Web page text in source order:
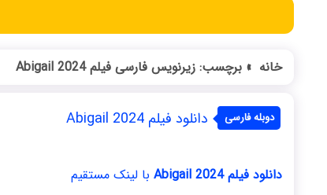
خانه » برچسب: زیرنویس فارسی فیلم Abigail 2024
دوبله فارسی دانلود فیلم Abigail 2024
دانلود فیلم Abigail 2024 با لینک مستقیم